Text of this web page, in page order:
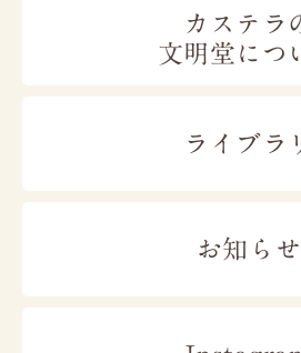
品を幅広くご提供します。
東
お届け日時の指定はで
時間指定は、午前中／
18~20時／19~21時から
お届けまでどのくらい
カステラ
文明堂につ
ライブラ
お知らせ